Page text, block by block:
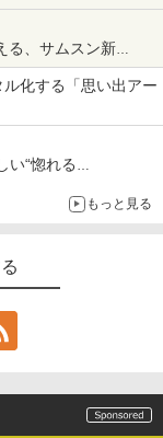
る、サムスン新
化する「思い出アー
い“惚れる
もっと見る